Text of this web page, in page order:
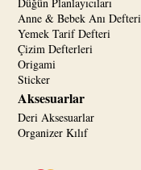
Anne & Bebek Anı Defteri
Yemek Tarif Defteri
Çizim Defterleri
Origami
Sticker
Aksesuarlar
Deri Aksesuarlar
Organizer Kılıf